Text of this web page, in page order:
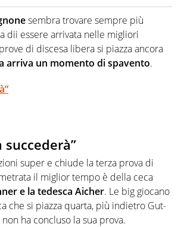
basket, football, baseball e la capacità
granché
sembra trovare sempre più
dii essere arrivata nelle migliori
di discesa libera si piazza ancora
arriva un momento di spavento.
super e chiude la terza prova di
il miglior tempo è della ceca
e la tedesca Aicher. Le big giocano
che si piazza quarta, più indietro Gut-
ha concluso la sua prova.